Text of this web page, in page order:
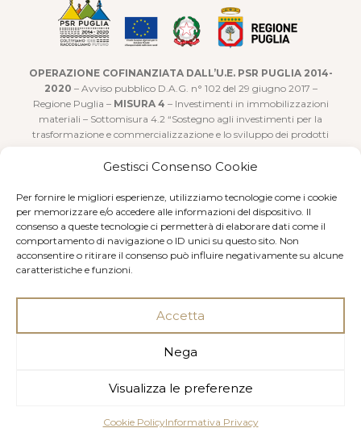
Gestisci Consenso Cookie
Per fornire le migliori esperienze, utilizziamo tecnologie come i cookie
per memorizzare e/o accedere alle informazioni del dispositivo. Il
consenso a queste tecnologie ci permetterà di elaborare dati come il
comportamento di navigazione o ID unici su questo sito. Non
acconsentire o ritirare il consenso può influire negativamente su alcune
caratteristiche e funzioni.
Accetta
Nega
Visualizza le preferenze
Cookie PolicyInformativa Privacy
OPERAZIONE COFINANZIATA DALL’U.E. PSR PUGLIA 2014-
2020 – Avviso pubblico D.A.G. n° 102 del 29 giugno 2017 –
Regione Puglia – MISURA 4 – Investimenti in immobilizzazioni
materiali – Sottomisura 4.2 “Sostegno agli investimenti per la
trasformazione e commercializzazione e lo sviluppo dei prodotti
a valere sulla Sottomisura 9.1 – “Costituzione di Associazioni e
Organizzazioni di produttori nei settori agricolo e forestale” PSR
Regione Puglia 2014-2020 Fondo F.E.A.S.R. – Art. 27 Reg (UE)n.
1305/2013.
00092380732
comunicazione